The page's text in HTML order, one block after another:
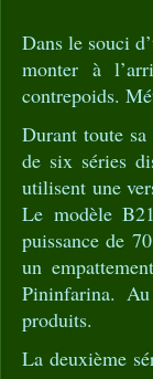
Dans le souci
monter à
contrepoids.
Durant toute sa
de six séries
utilisent une
Le modèle
puissance de
un
Pininfarina.
produits.
La deuxième